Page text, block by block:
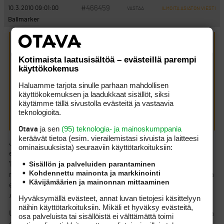
10.3.2010 09:01:00 #466459 VASTAA ILMOITA ASIATON VIESTI
Ballmarker
tervolalainen kirjoitti:
Jenkkien malli voisi olla visiona mahdollinen. Ensinnakin on
ehdottomasti vain jasenille avoimet kentat. Niiden
keulakuvana lienee Augusta minne tavalliset pulliaiset
paasevat vain katsomaan Masters kisaa. Naille kentille
ulkopuoliset paasevat pelaamaan vain jasenen vieraina.
Seuraavan ryhman muodostavat yksityiset kentat, jotka
vastavuoroisesti paastavat vastaavan tasoisten kenttien
jasenet pelaamaan.
Jenkkisysteemin ymmärtämistä täällä Suomessa häiritsee se,
että he käyttävät kentälle pelioikeuden lunastaneista nimitystä
’MEMBER’, vaikka tällainenmemberei välttämättä ole minkään
ry:hyn verrattava yhdistyksen jäsen. MEMBER-statuksen takana
ei siten ole mitään kansallista liittoa. Amerikassa golfyhteisön
membervastaa suomalaistapelioikeutettua.
USA:ssa golfyhteisön ’member’ voi olla sellainenkin henkilö, joka
Kotimaista laatusisältöä – evästeillä parempi
käyttökokemus
Haluamme tarjota sinulle parhaan mahdollisen
käyttökokemuksen ja laadukkaat sisällöt, siksi
käytämme tällä sivustolla evästeitä ja vastaavia
teknologioita.
Otava ja sen (95) teknologia- ja mainoskumppania
keräävät tietoa (esim. vierailemis­tasi sivuista ja laitteesi
ominaisuuk­sista) seuraaviin käyttötarkoituksiin:
Sisällön ja palveluiden parantaminen
Kohdennettu mainonta ja markkinointi
Kävijämäärien ja mainonnan mittaaminen
Hyväksymällä evästeet, annat luvan tietojesi käsittelyyn
näihin käyttötarkoituksiin. Mikäli et hyväksy evästeitä,
osa palveluista tai sisällöistä ei välttämättä toimi